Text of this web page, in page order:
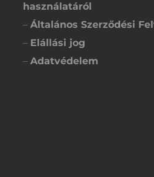
használatáról
– Általános Szerződési
– Elállási jog
– Adatvédelem